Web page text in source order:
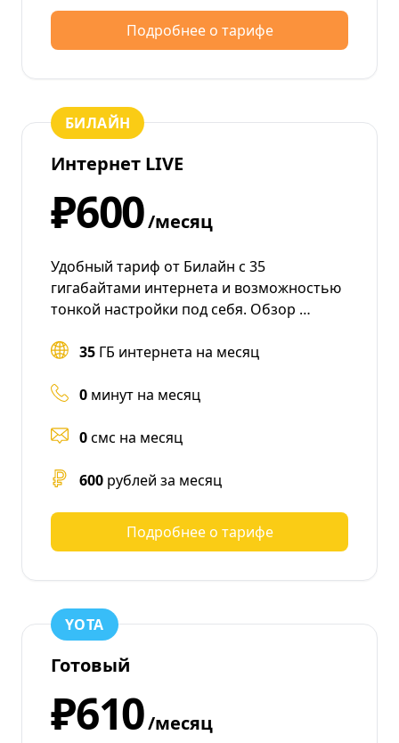
Подробнее о тарифе
БИЛАЙН
Интернет LIVE
₽600/месяц
Удобный тариф от Билайн с 35
гигабайтами интернета и возможностью
тонкой настройки под себя. Обзор …
35 ГБ интернета на месяц
0 минут на месяц
0смс на месяц
600 рублей за месяц
Подробнее о тарифе
YOTA
Готовый
₽610/месяц